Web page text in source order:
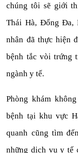
chúng tôi sẽ giới
Thái Hà, Đống Đa,
nhân đã thực hiện
bệnh tắc vòi trứng
ngành y tế.
Phòng khám
bệnh tại khu vực
quanh cũng tìm
những dịch vụ y tế